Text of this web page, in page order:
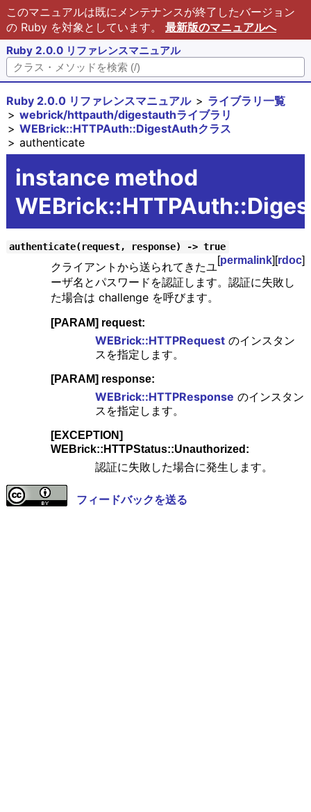
このマニュアルは既にメンテナンスが終了したバージョン
の Ruby を対象としています。 最新版のマニュアルへ
Ruby 2.0.0 リファレンスマニュアル
Ruby 2.0.0 リファレンスマニュアル
ライブラリ一覧
webrick/httpauth/digestauthライブラリ
WEBrick::HTTPAuth::DigestAuthクラス
authenticate
instance method
authenticate(request, response) -> true
[permalink][rdoc]
クライアントから送られてきたユ
ーザ名とパスワードを認証します。認証に失敗し
た場合は challenge を呼びます。
[PARAM] request:
WEBrick::HTTPRequestのインスタン
スを指定します。
[PARAM] response:
WEBrick::HTTPResponse のインスタン
スを指定します。
[EXCEPTION]
WEBrick::HTTPStatus::Unauthorized:
認証に失敗した場合に発生します。
フィードバックを送る